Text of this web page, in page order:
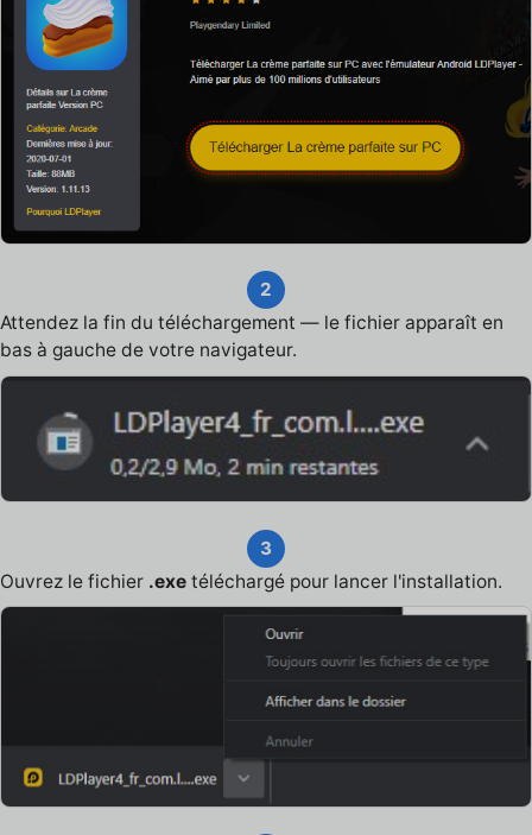
2
Attendez la fin du téléchargement — le fichier apparaît en
bas à gauche de votre navigateur.
3
Ouvrez le fichier .exe téléchargé pour lancer l'installation.